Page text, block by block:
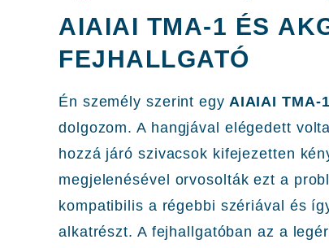
AIAIAI TMA-1 ÉS
FEJHALLGATÓ
Én személy szerint egy AIAIAI TMA-1
dolgozom. A hangjával elégedett
hozzá járó szivacsok kifejezetten
megjelenésével orvosolták ezt a
kompatibilis a régebbi szériával és
alkatrészt. A fejhallgatóban az a